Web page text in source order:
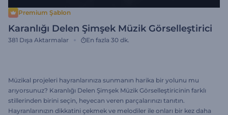
Premium Şablon
Karanlığı Delen Şimşek Müzik Görselleştirici
381 Dışa Aktarmalar En fazla 30 dk.
Müzikal projeleri hayranlarınıza sunmanın harika bir yolunu mu
arıyorsunuz? Karanlığı Delen Şimşek Müzik Görselleştiricinin farklı
stillerinden birini seçin, heyecan veren parçalarınızı tanıtın.
Hayranlarınızın dikkatini çekmek ve melodiler ile onları bir kez daha